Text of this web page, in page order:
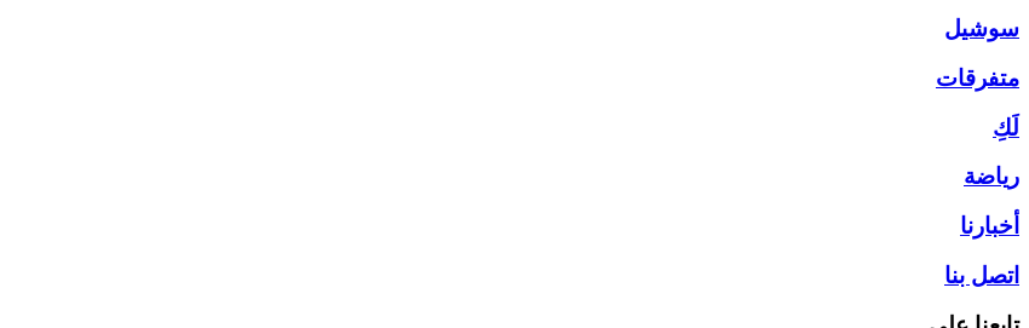
سوشيل
متفرقات
لَكِ
رياضة
أخبارنا
اتصل بنا